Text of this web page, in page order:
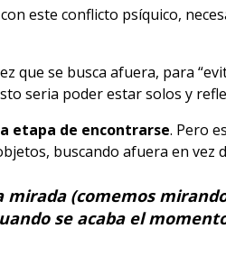
este conflicto psíquico,
que se busca afuera, para
seria poder estar solos y
etapa de encontrarse. Pero
buscando afuera en
(comemos
se acaba el